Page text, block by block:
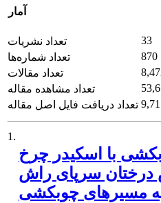
آمار
تعداد نشریات
33
تعداد شماره‌ها
870
تعداد مقالات
تعداد مشاهده مقاله
تعداد دریافت فایل اصل مقاله
1.
با اسکیدر چرخ
درختان سرپای راش
مسیرهای چوبکشی